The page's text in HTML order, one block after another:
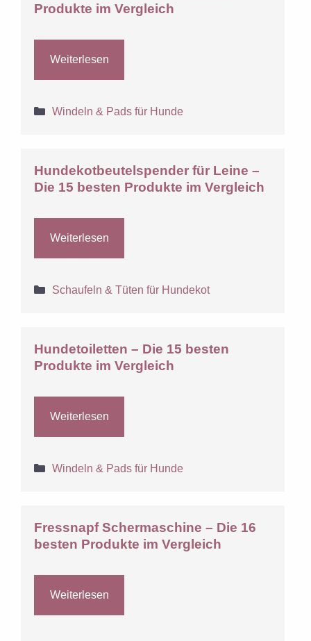
Produkte im Vergleich
Weiterlesen
Kategorien
Windeln & Pads für Hunde
Hundekotbeutelspender für Leine –
Die 15 besten Produkte im Vergleich
Weiterlesen
Kategorien
Schaufeln & Tüten für Hundekot
Hundetoiletten – Die 15 besten
Produkte im Vergleich
Weiterlesen
Kategorien
Windeln & Pads für Hunde
Fressnapf Schermaschine – Die 16
besten Produkte im Vergleich
Weiterlesen